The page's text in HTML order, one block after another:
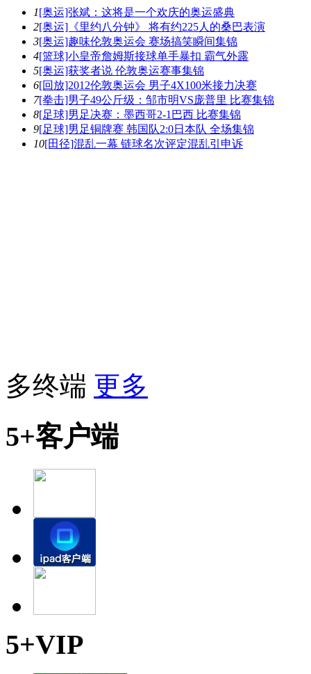
1[奥运]张斌：这将是一个欢庆的奥运盛典
2[奥运]《里约八分钟》 将有约225人的桑巴表演
3[奥运]趣味伦敦奥运会 赛场搞笑瞬间集锦
4[篮球]小皇帝詹姆斯接球单手暴扣 霸气外露
5[奥运]获奖者说 伦敦奥运赛事集锦
6[回放]2012伦敦奥运会 男子4X100米接力决赛
7[拳击]男子49公斤级：邹市明VS庞普里 比赛集锦
8[足球]男足决赛：墨西哥2-1巴西 比赛集锦
9[足球]男足铜牌赛 韩国队2:0日本队 全场集锦
10[田径]混乱一幕 链球名次评定混乱引申诉
多终端 更多
5+客户端
5+VIP